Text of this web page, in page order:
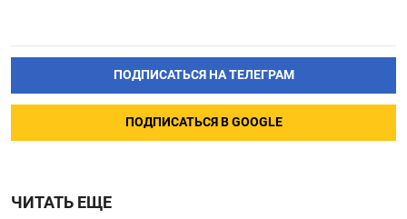
ПОДПИСАТЬСЯ НА ТЕЛЕГРАМ
ПОДПИСАТЬСЯ В GOOGLE
ЧИТАТЬ ЕЩЕ